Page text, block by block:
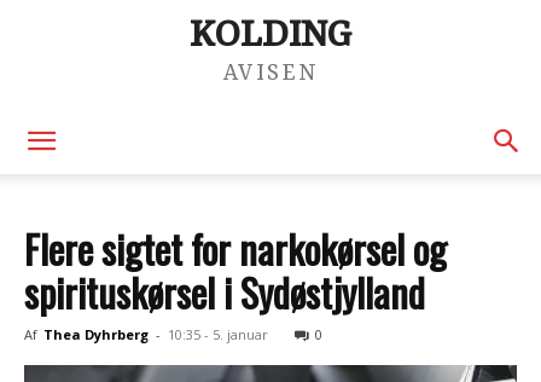
KOLDING
AVISEN
Flere sigtet for narkokørsel og
spirituskørsel i Sydøstjylland
Af Thea Dyhrberg - 10:35 - 5. januar 0